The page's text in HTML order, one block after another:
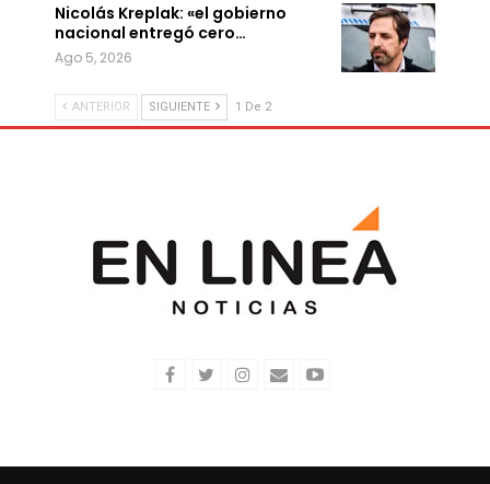
Nicolás Kreplak: «el gobierno
nacional entregó cero…
Ago 5, 2026
ANTERIOR SIGUIENTE 1 De 2